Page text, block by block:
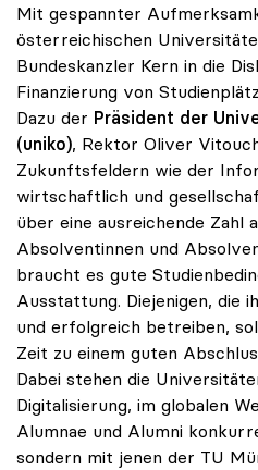
Mit gespannter
österreichischen
Bundeskanzler Kern in die
Finanzierung von
Dazu der Präsident der
(uniko), Rektor Oliver
Zukunftsfeldern wie der
wirtschaftlich und
über eine ausreichende Zahl
Absolventinnen und
braucht es gute
Ausstattung. Diejenigen, die
und erfolgreich betreiben,
Zeit zu einem guten
Dabei stehen die
Digitalisierung, im globalen
Alumnae und Alumni
sondern mit jenen der TU